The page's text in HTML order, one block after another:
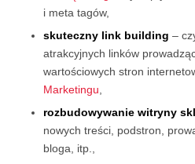
i meta tagów,
skuteczny link building –
atrakcyjnych linków
wartościowych stron
Marketingu,
rozbudowywanie witryny
nowych treści, podstron,
bloga, itp.,